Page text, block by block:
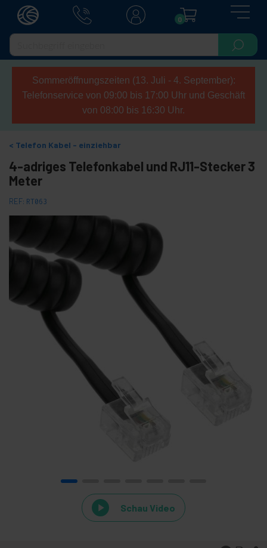
0
Sommeröffnungszeiten (13. Juli - 4. September):
Telefonservice von 09:00 bis 17:00 Uhr und Geschäft
von 08:00 bis 16:30 Uhr.
Telefon Kabel - einziehbar
4-adriges Telefonkabel und RJ11-Stecker 3
Meter
REF: RT063
Schau Video